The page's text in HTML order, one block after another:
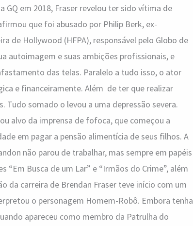
GQ em 2018, Fraser revelou ter sido vítima de
que foi abusado por Philip Berk, ex-
de Hollywood (HFPA), responsável pelo Globo de
autoimagem e suas ambições profissionais, e
das telas. Paralelo a tudo isso, o ator
e financeiramente. Além de ter que realizar
Tudo somado o levou a uma depressão severa.
alvo da imprensa de fofoca, que começou a
em pagar a pensão alimentícia de seus filhos. A
não parou de trabalhar, mas sempre em papéis
Busca de um Lar” e “Irmãos do Crime”, além
da carreira de Brendan Fraser teve início com um
o personagem Homem-Robô. Embora tenha
apareceu como membro da Patrulha do